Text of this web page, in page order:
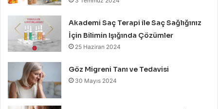
Akademi Saç Terapi ile Saç Sağlığınız
İçin Bilimin Işığında Çözümler
25 Haziran 2024
Göz Migreni Tanı ve Tedavisi
30 Mayıs 2024